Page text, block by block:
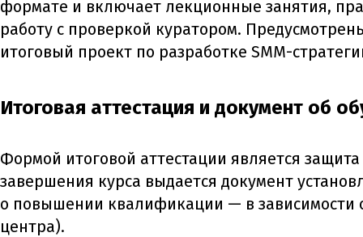
формате и включает лекционные занятия,
работу с проверкой куратором.
итоговый проект по разработке SMM-
Итоговая аттестация и документ об
Формой итоговой аттестации является
завершения курса выдается документ
о повышении квалификации — в зависимости
центра).